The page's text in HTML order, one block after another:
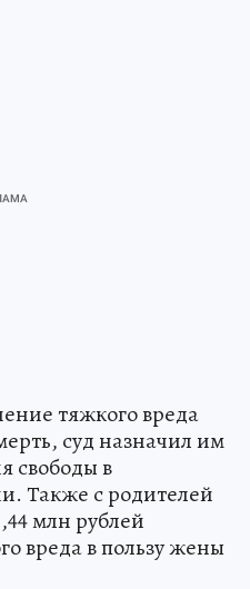
тяжкого вреда
суд назначил им
свободы в
Также с родителей
млн рублей
вреда в пользу жены